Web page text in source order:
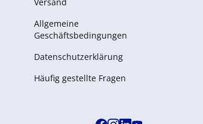
Versand
Allgemeine
Geschäftsbedingungen
Datenschutzerklärung
Häufig gestellte Fragen